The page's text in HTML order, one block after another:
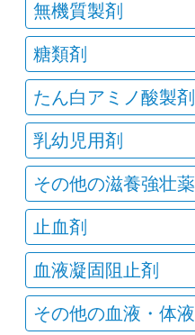
無機質製剤
糖類剤
たん白アミノ酸製剤
乳幼児用剤
その他の滋養強壮薬
止血剤
血液凝固阻止剤
その他の血液・体